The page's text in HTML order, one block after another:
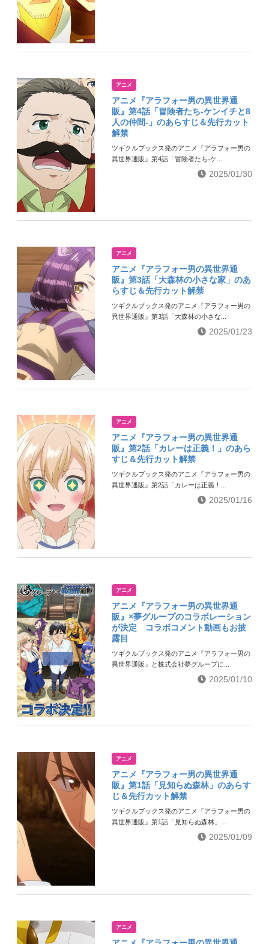
アニメ
アニメ『アラフォー男の異世界通
販』第4話「冒険者たち-ケンイチと8
人の仲間-」のあらすじ＆先行カット
解禁
ツギクルブックス発のアニメ『アラフォー男の
異世界通販』第4話「冒険者たち-ケ...
2025/01/30
アニメ
アニメ『アラフォー男の異世界通
販』第3話「大森林の小さな家」のあ
らすじ＆先行カット解禁
ツギクルブックス発のアニメ『アラフォー男の
異世界通販』第3話「大森林の小さな...
2025/01/23
アニメ
アニメ『アラフォー男の異世界通
販』第2話「カレーは正義！」のあら
すじ＆先行カット解禁
ツギクルブックス発のアニメ『アラフォー男の
異世界通販』第2話「カレーは正義！...
2025/01/16
アニメ
アニメ『アラフォー男の異世界通
販』×夢グループのコラボレーション
が決定 コラボコメント動画もお披
露目
ツギクルブックス発のアニメ『アラフォー男の
異世界通販』と株式会社夢グループに...
2025/01/10
アニメ
アニメ『アラフォー男の異世界通
販』第1話「見知らぬ森林」のあらす
じ＆先行カット解禁
ツギクルブックス発のアニメ『アラフォー男の
異世界通販』第1話「見知らぬ森林」...
2025/01/09
アニメ